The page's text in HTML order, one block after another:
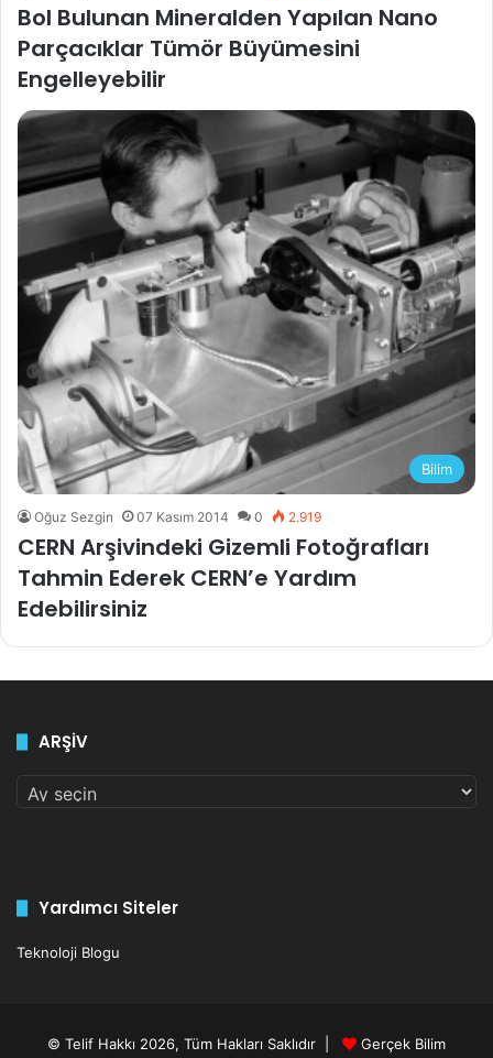
Bol Bulunan Mineralden Yapılan Nano
Parçacıklar Tümör Büyümesini
Engelleyebilir
Bilim
Oğuz Sezgin 07 Kasım 2014 0 2.919
CERN Arşivindeki Gizemli Fotoğrafları
Tahmin Ederek CERN’e Yardım
Edebilirsiniz
ARŞİV
ARŞİV
Yardımcı Siteler
Teknoloji Blogu
© Telif Hakkı 2026, Tüm Hakları Saklıdır | Gerçek Bilim